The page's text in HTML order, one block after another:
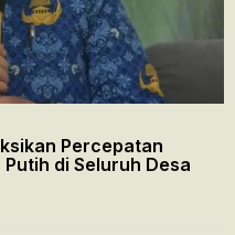
Percepatan
di Seluruh Desa